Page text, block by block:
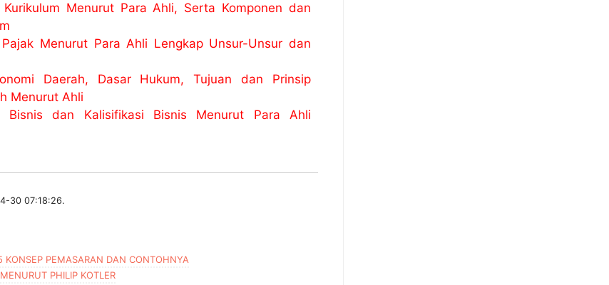
Menurut Para Ahli, Serta Komponen dan
Menurut Para Ahli Lengkap Unsur-Unsur dan
Daerah, Dasar Hukum, Tujuan dan Prinsip
Menurut Ahli
Bisnis dan Kalisifikasi Bisnis Menurut Para Ahli
30 07:18:26.
KONSEP PEMASARAN DAN CONTOHNYA
PHILIP KOTLER